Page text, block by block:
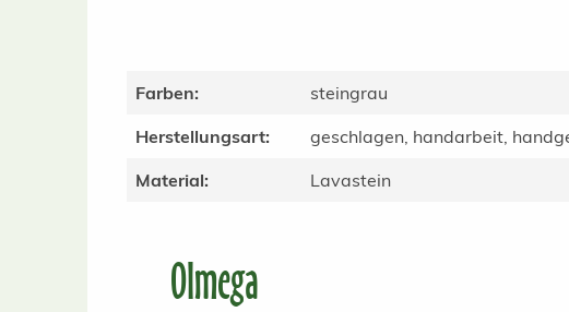
Farben:
steingrau
Herstellungsart:
geschlagen, handarbeit,
Material:
Lavastein
Olmega